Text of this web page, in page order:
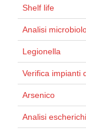
Shelf life
Analisi
Legionella
Verifica impianti
Arsenico
Analisi